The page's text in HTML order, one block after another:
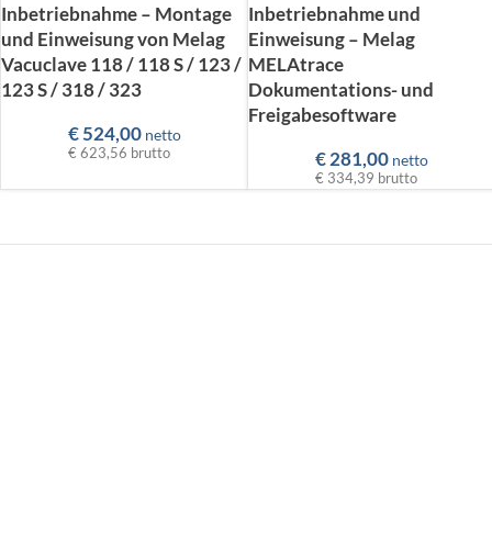
Inbetriebnahme – Montage
und Einweisung von Melag
Vacuclave 118 / 118 S / 123 /
123 S / 318 / 323
€524,00 netto
€ 623,56 brutto
Inbetriebnahme und
Einweisung – Melag
MELAtrace
Dokumentations- und
Freigabesoftware
€281,00 netto
€ 334,39 brutto